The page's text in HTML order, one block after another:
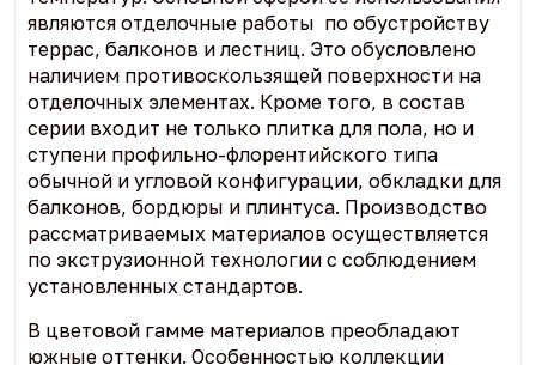
являются отделочные работы по обустройству
террас, балконов и лестниц. Это обусловлено
наличием противоскользящей поверхности на
отделочных элементах. Кроме того, в состав
серии входит не только плитка для пола, но и
ступени профильно-флорентийского типа
обычной и угловой конфигурации, обкладки для
балконов, бордюры и плинтуса. Производство
рассматриваемых материалов осуществляется
по экструзионной технологии с соблюдением
установленных стандартов.
В цветовой гамме материалов преобладают
южные оттенки. Особенностью коллекции